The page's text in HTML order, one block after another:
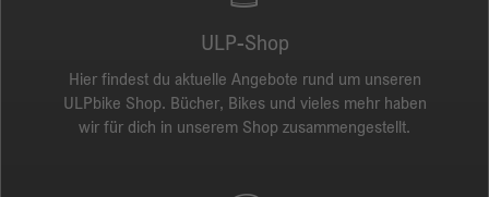
ULP-Shop
Hier findest du aktuelle Angebote rund um unseren
ULPbike Shop. Bücher, Bikes und vieles mehr haben
wir für dich in unserem Shop zusammengestellt.